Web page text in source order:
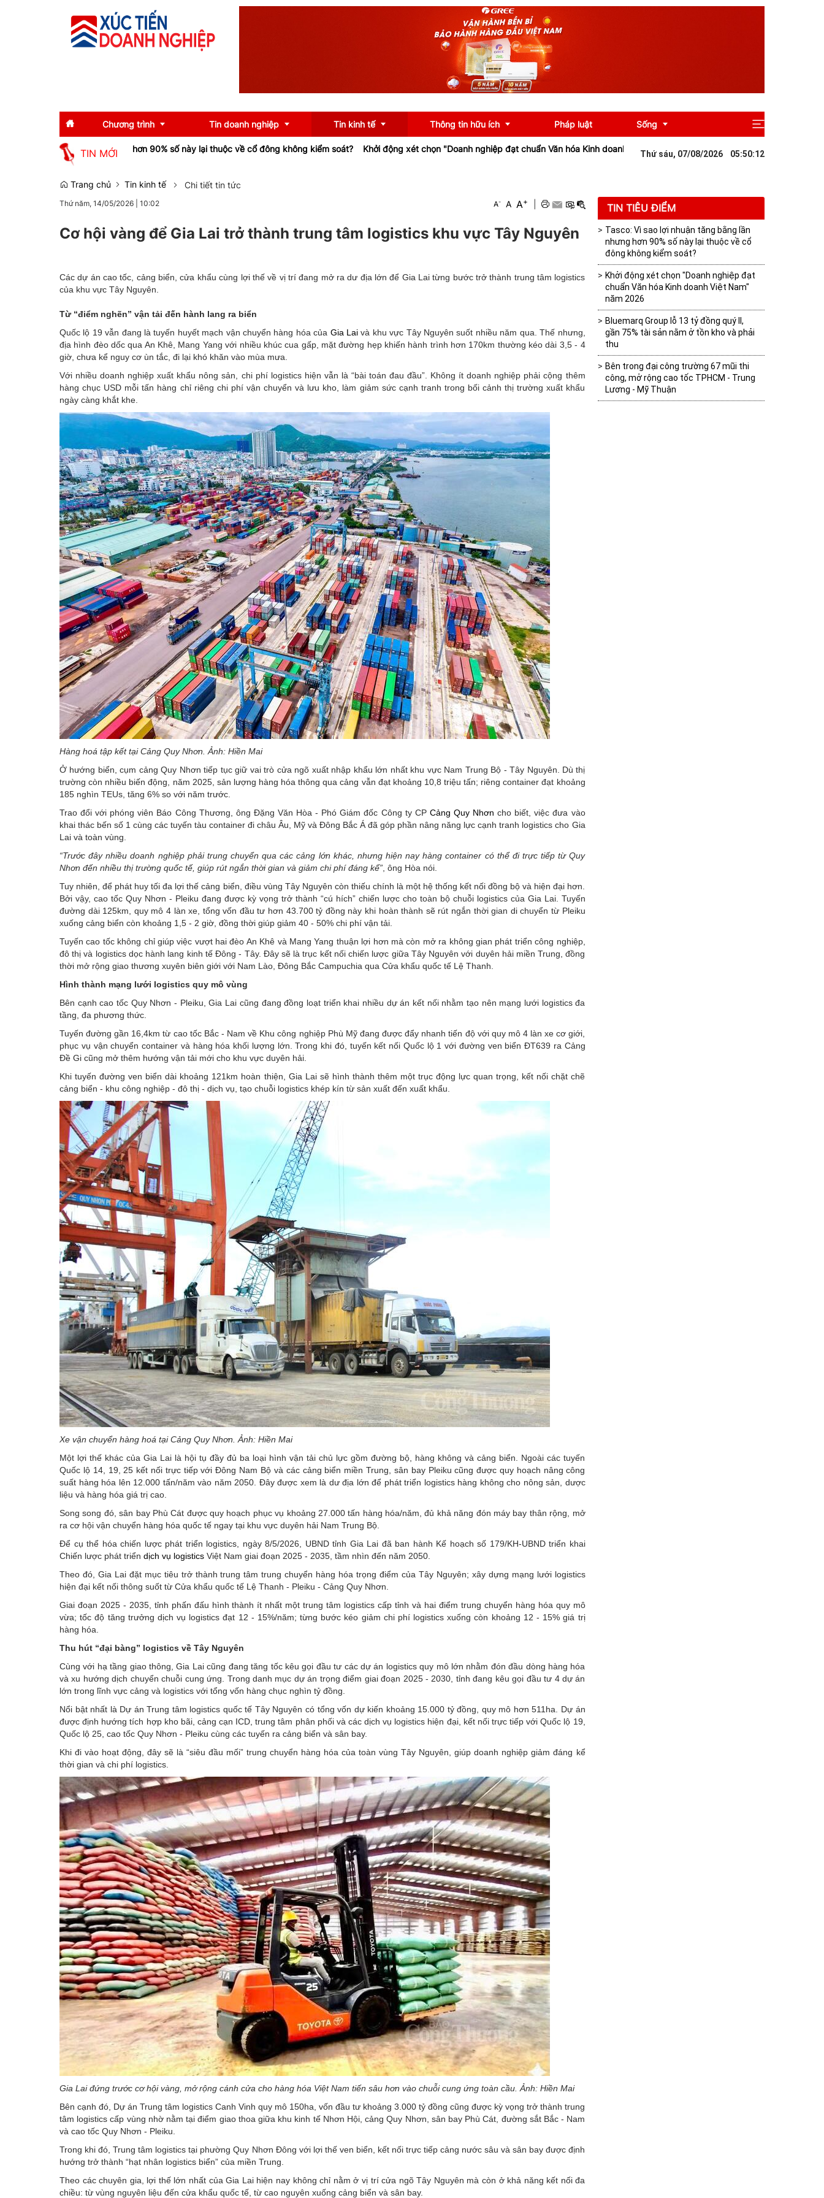
Chương trình
Diễn giả
Thông tin báo chí
Sự kiện
Tin doanh nghiệp
Tin tức
Doanh nghiệp tiêu biểu
Emagazine
Tin kinh tế Thông tin hữu ích
Ngân hàng
Pháp luật Sống
Du lịch
TIN MỚI
bằng lần nhưng hơn 90% số này lại thuộc về cổ đông không kiểm soát? Khởi động xét chọn "Doanh nghiệp đạt chuẩn Văn hóa Kinh doanh Việt Nam" năm 2026 Bluemarq Group lỗ 13 tỷ đồng quý
Thứ sáu, 07/08/2026 05:50:14
Trang chủ Tin kinh tế Chi tiết tin tức
Thứ năm, 14/05/2026 10:02 A- A A+
Cơ hội vàng để Gia Lai trở thành trung tâm logistics khu vực Tây Nguyên
Các dự án cao tốc, cảng biển, cửa khẩu cùng lợi thế về vị trí đang mở ra dư địa lớn để Gia Lai từng bước trở thành trung tâm logistics
của khu vực Tây Nguyên.
Từ “điểm nghẽn” vận tải đến hành lang ra biển
Quốc lộ 19 vẫn đang là tuyến huyết mạch vận chuyển hàng hóa của Gia Lai và khu vực Tây Nguyên suốt nhiều năm qua. Thế nhưng,
địa hình đèo dốc qua An Khê, Mang Yang với nhiều khúc cua gấp, mặt đường hẹp khiến hành trình hơn 170km thường kéo dài 3,5 - 4
giờ, chưa kể nguy cơ ùn tắc, đi lại khó khăn vào mùa mưa.
Với nhiều doanh nghiệp xuất khẩu nông sản, chi phí logistics hiện vẫn là “bài toán đau đầu”. Không ít doanh nghiệp phải cộng thêm
hàng chục USD mỗi tấn hàng chỉ riêng chi phí vận chuyển và lưu kho, làm giảm sức cạnh tranh trong bối cảnh thị trường xuất khẩu
ngày càng khắt khe.
Hàng hoá tập kết tại Cảng Quy Nhơn. Ảnh: Hiền Mai
Ở hướng biển, cụm cảng Quy Nhơn tiếp tục giữ vai trò cửa ngõ xuất nhập khẩu lớn nhất khu vực Nam Trung Bộ - Tây Nguyên. Dù thị
trường còn nhiều biến động, năm 2025, sản lượng hàng hóa thông qua cảng vẫn đạt khoảng 10,8 triệu tấn; riêng container đạt khoảng
185 nghìn TEUs, tăng 6% so với năm trước.
Trao đổi với phóng viên Báo Công Thương, ông Đặng Văn Hòa - Phó Giám đốc Công ty CP Cảng Quy Nhơn cho biết, việc đưa vào
khai thác bến số 1 cùng các tuyến tàu container đi châu Âu, Mỹ và Đông Bắc Á đã góp phần nâng năng lực cạnh tranh logistics cho Gia
Lai và toàn vùng.
“Trước đây nhiều doanh nghiệp phải trung chuyển qua các cảng lớn khác, nhưng hiện nay hàng container có thể đi trực tiếp từ Quy
Nhơn đến nhiều thị trường quốc tế, giúp rút ngắn thời gian và giảm chi phí đáng kể” , ông Hòa nói.
Tuy nhiên, để phát huy tối đa lợi thế cảng biển, điều vùng Tây Nguyên còn thiếu chính là một hệ thống kết nối đồng bộ và hiện đại hơn.
Bởi vậy, cao tốc Quy Nhơn - Pleiku đang được kỳ vọng trở thành “cú hích” chiến lược cho toàn bộ chuỗi logistics của Gia Lai. Tuyến
đường dài 125km, quy mô 4 làn xe, tổng vốn đầu tư hơn 43.700 tỷ đồng này khi hoàn thành sẽ rút ngắn thời gian di chuyển từ Pleiku
xuống cảng biển còn khoảng 1,5 - 2 giờ, đồng thời giúp giảm 40 - 50% chi phí vận tải.
Tuyến cao tốc không chỉ giúp việc vượt hai đèo An Khê và Mang Yang thuận lợi hơn mà còn mở ra không gian phát triển công nghiệp,
đô thị và logistics dọc hành lang kinh tế Đông - Tây. Đây sẽ là trục kết nối chiến lược giữa Tây Nguyên với duyên hải miền Trung, đồng
thời mở rộng giao thương xuyên biên giới với Nam Lào, Đông Bắc Campuchia qua Cửa khẩu quốc tế Lệ Thanh.
Hình thành mạng lưới logistics quy mô vùng
Bên cạnh cao tốc Quy Nhơn - Pleiku, Gia Lai cũng đang đồng loạt triển khai nhiều dự án kết nối nhằm tạo nên mạng lưới logistics đa
tầng, đa phương thức.
Tuyến đường gần 16,4km từ cao tốc Bắc - Nam về Khu công nghiệp Phù Mỹ đang được đẩy nhanh tiến độ với quy mô 4 làn xe cơ giới,
phục vụ vận chuyển container và hàng hóa khối lượng lớn. Trong khi đó, tuyến kết nối Quốc lộ 1 với đường ven biển ĐT639 ra Cảng
Đề Gi cũng mở thêm hướng vận tải mới cho khu vực duyên hải.
Khi tuyến đường ven biển dài khoảng 121km hoàn thiện, Gia Lai sẽ hình thành thêm một trục động lực quan trọng, kết nối chặt chẽ
cảng biển - khu công nghiệp - đô thị - dịch vụ, tạo chuỗi logistics khép kín từ sản xuất đến xuất khẩu.
Xe vận chuyển hàng hoá tại Cảng Quy Nhơn. Ảnh: Hiền Mai
Một lợi thế khác của Gia Lai là hội tụ đầy đủ ba loại hình vận tải chủ lực gồm đường bộ, hàng không và cảng biển. Ngoài các tuyến
Quốc lộ 14, 19, 25 kết nối trực tiếp với Đông Nam Bộ và các cảng biển miền Trung, sân bay Pleiku cũng được quy hoạch nâng công
suất hàng hóa lên 12.000 tấn/năm vào năm 2050. Đây được xem là dư địa lớn để phát triển logistics hàng không cho nông sản, dược
liệu và hàng hóa giá trị cao.
Song song đó, sân bay Phù Cát được quy hoạch phục vụ khoảng 27.000 tấn hàng hóa/năm, đủ khả năng đón máy bay thân rộng, mở
ra cơ hội vận chuyển hàng hóa quốc tế ngay tại khu vực duyên hải Nam Trung Bộ.
Để cụ thể hóa chiến lược phát triển logistics, ngày 8/5/2026, UBND tỉnh Gia Lai đã ban hành Kế hoạch số 179/KH-UBND triển khai
Chiến lược phát triển dịch vụ logistics Việt Nam giai đoạn 2025 - 2035, tầm nhìn đến năm 2050.
Theo đó, Gia Lai đặt mục tiêu trở thành trung tâm trung chuyển hàng hóa trọng điểm của Tây Nguyên; xây dựng mạng lưới logistics
hiện đại kết nối thông suốt từ Cửa khẩu quốc tế Lệ Thanh - Pleiku - Cảng Quy Nhơn.
Giai đoạn 2025 - 2035, tỉnh phấn đấu hình thành ít nhất một trung tâm logistics cấp tỉnh và hai điểm trung chuyển hàng hóa quy mô
vừa; tốc độ tăng trưởng dịch vụ logistics đạt 12 - 15%/năm; từng bước kéo giảm chi phí logistics xuống còn khoảng 12 - 15% giá trị
hàng hóa.
Thu hút “đại bàng” logistics về Tây Nguyên
Cùng với hạ tầng giao thông, Gia Lai cũng đang tăng tốc kêu gọi đầu tư các dự án logistics quy mô lớn nhằm đón đầu dòng hàng hóa
và xu hướng dịch chuyển chuỗi cung ứng. Trong danh mục dự án trọng điểm giai đoạn 2025 - 2030, tỉnh đang kêu gọi đầu tư 4 dự án
lớn trong lĩnh vực cảng và logistics với tổng vốn hàng chục nghìn tỷ đồng.
Nổi bật nhất là Dự án Trung tâm logistics quốc tế Tây Nguyên có tổng vốn dự kiến khoảng 15.000 tỷ đồng, quy mô hơn 511ha. Dự án
được định hướng tích hợp kho bãi, cảng cạn ICD, trung tâm phân phối và các dịch vụ logistics hiện đại, kết nối trực tiếp với Quốc lộ 19,
Quốc lộ 25, cao tốc Quy Nhơn - Pleiku cùng các tuyến ra cảng biển và sân bay.
Khi đi vào hoạt động, đây sẽ là “siêu đầu mối” trung chuyển hàng hóa của toàn vùng Tây Nguyên, giúp doanh nghiệp giảm đáng kể
thời gian và chi phí logistics.
Gia Lai đứng trước cơ hội vàng, mở rộng cánh cửa cho hàng hóa Việt Nam tiến sâu hơn vào chuỗi cung ứng toàn cầu. Ảnh: Hiền Mai
Bên cạnh đó, Dự án Trung tâm logistics Canh Vinh quy mô 150ha, vốn đầu tư khoảng 3.000 tỷ đồng cũng được kỳ vọng trở thành trung
tâm logistics cấp vùng nhờ nằm tại điểm giao thoa giữa khu kinh tế Nhơn Hội, cảng Quy Nhơn, sân bay Phù Cát, đường sắt Bắc - Nam
và cao tốc Quy Nhơn - Pleiku.
Trong khi đó, Trung tâm logistics tại phường Quy Nhơn Đông với lợi thế ven biển, kết nối trực tiếp cảng nước sâu và sân bay được định
hướng trở thành “hạt nhân logistics biển” của miền Trung.
Theo các chuyên gia, lợi thế lớn nhất của Gia Lai hiện nay không chỉ nằm ở vị trí cửa ngõ Tây Nguyên mà còn ở khả năng kết nối đa
chiều: từ vùng nguyên liệu đến cửa khẩu quốc tế, từ cao nguyên xuống cảng biển và sân bay.
TIN TIÊU ĐIỂM
Tasco: Vì sao lợi nhuận tăng bằng lần
nhưng hơn 90% số này lại thuộc về cổ
đông không kiểm soát?
Khởi động xét chọn "Doanh nghiệp đạt
chuẩn Văn hóa Kinh doanh Việt Nam"
năm 2026
Bluemarq Group lỗ 13 tỷ đồng quý II,
gần 75% tài sản nằm ở tồn kho và phải
thu
Bên trong đại công trường 67 mũi thi
công, mở rộng cao tốc TPHCM - Trung
Lương - Mỹ Thuận